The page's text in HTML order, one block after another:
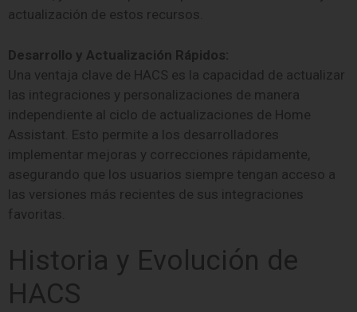
actualización de estos recursos.
Desarrollo y Actualización Rápidos:
Una ventaja clave de HACS es la capacidad de actualizar
las integraciones y personalizaciones de manera
independiente al ciclo de actualizaciones de Home
Assistant. Esto permite a los desarrolladores
implementar mejoras y correcciones rápidamente,
asegurando que los usuarios siempre tengan acceso a
las versiones más recientes de sus integraciones
favoritas.
Historia y Evolución de
HACS